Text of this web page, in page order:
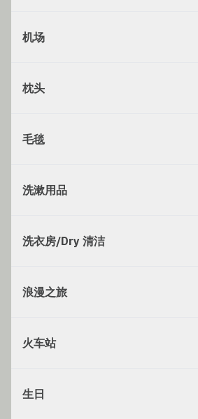
机场
枕头
毛毯
洗漱用品
洗衣房/Dry 清洁
浪漫之旅
火车站
生日